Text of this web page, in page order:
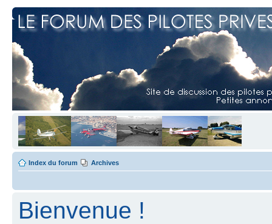
Index du forum Archives
Bienvenue !